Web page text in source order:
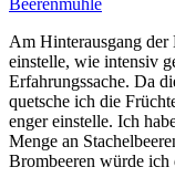
Am Hinterausgang der
einstelle, wie intensiv
Erfahrungssache. Da
quetsche ich die
enger einstelle. Ich
Menge an
Brombeeren würde ich